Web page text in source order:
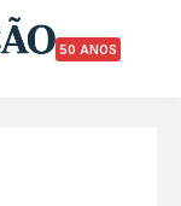
50 ANOS